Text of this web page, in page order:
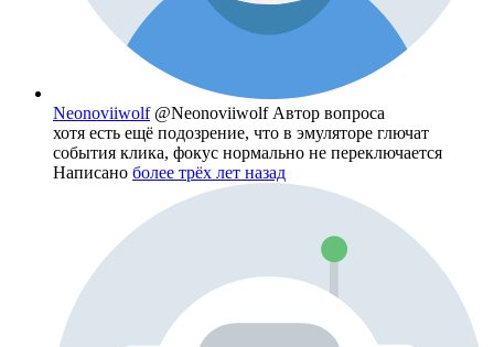
Neonoviiwolf @Neonoviiwolf Автор вопроса
хотя есть ещё подозрение, что в эмуляторе глючат
события клика, фокус нормально не переключается
Написано более трёх лет назад